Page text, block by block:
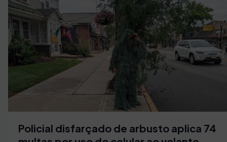
Policial disfarçado de arbusto aplica 74